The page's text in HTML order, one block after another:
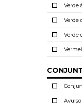
Verde
Verde
Verde
Avulso